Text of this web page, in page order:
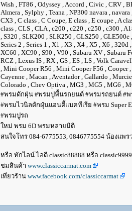
Wish , FT86 , Odyssey , Accord , Civic , CRV ,
Almera , Sylphy , Teana , NP300 navara ,
CX3 , C class , C Coupe, E class , E coupe , A
class , CLS , CLA , c200 , c220 , c250 , c300 ,
, S320 , SLK200 , SLK250 , GLS250 , GLE500e
Series 2 , Series 1 , X1 , X3 , X4 , X5 , X6 ,
XC60 , XC90 , S90 , V90 , Subaru XV , Subaru
RCZ , Lexus IS , RX , GS , ES , LS , Volk
, Mini Cooper R56 , Mini Cooper F56 , Cooper
Cayenne , Macan , Aventador , Gallardo ,
Colorado , Chev Optiva , MG3 , MG5 , MG6 ,
#พรมดักฝุ่น #พรมปูพื้นรถยนต์ #พรมรถยนต์ #พ
#พรมไวนิลดักฝุ่นแอนตี้แบคทีเรีย #พรม Super
#พรมปูรถ
ใหม่ พรม 6D พรมหลายมิติ
สนใจโทร 084-6775553, 0846775554 น้องแพร
หรือ ทักไลน์ ไอดี classic88888 หรือ
ชมสินค้า www.classiccarmat.com
เที่ยวร้าน www.facebook.com/classiccarmat